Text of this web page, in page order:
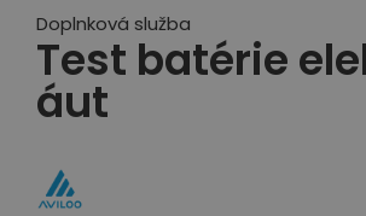
Doplnková služba
Test batérie
áut